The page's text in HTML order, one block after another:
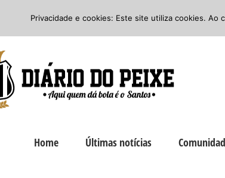
Facebook
Instagram
Home Últimas notícias
Privacidade e cookies: Este site utiliza cookies.